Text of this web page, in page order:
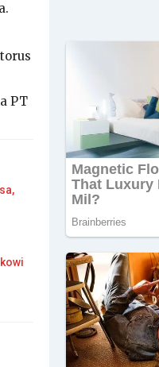
PT